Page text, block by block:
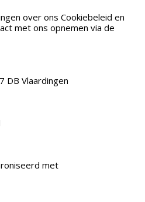
over ons Cookiebeleid en
met ons opnemen via de
DB Vlaardingen
met